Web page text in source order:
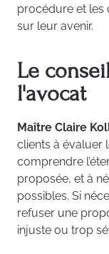
procédure et les
sur leur avenir.
Le
l'avocat
Maître Claire
clients à évaluer
comprendre
proposée, et à
possibles. Si
refuser une
injuste ou trop